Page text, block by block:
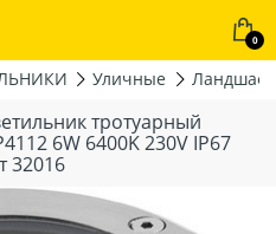
0
Уличные
тротуарный
6W 6400K 230V IP67
32016